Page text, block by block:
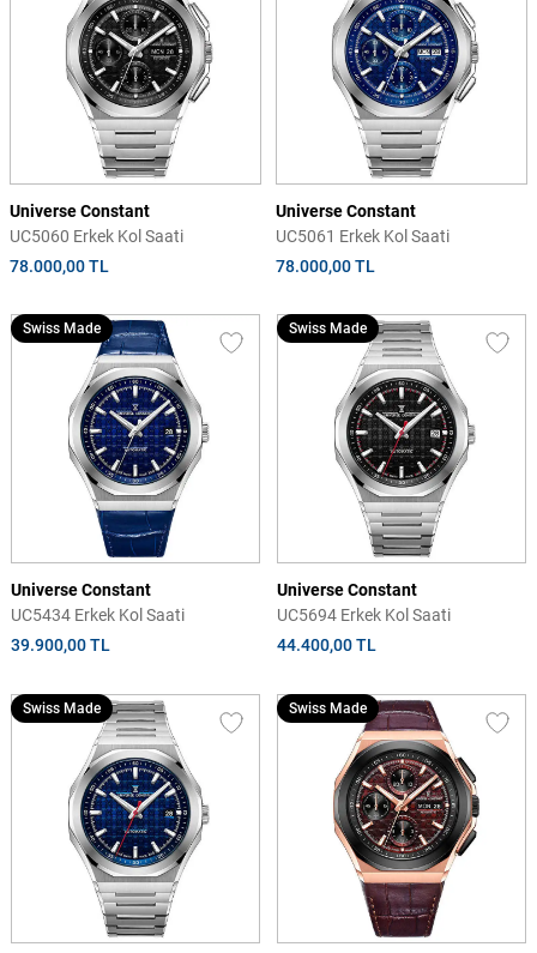
Universe Constant
UC5060 Erkek Kol Saati
78.000,00 TL
Universe Constant
UC5061 Erkek Kol Saati
78.000,00 TL
Swiss Made
Universe Constant
UC5434 Erkek Kol Saati
39.900,00 TL
Swiss Made
Universe Constant
UC5694 Erkek Kol Saati
44.400,00 TL
Swiss Made Swiss Made